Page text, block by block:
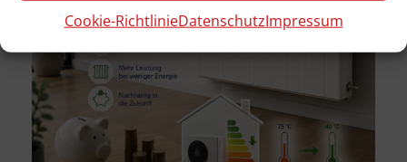
Cookie-RichtlinieDatenschutzImpressum